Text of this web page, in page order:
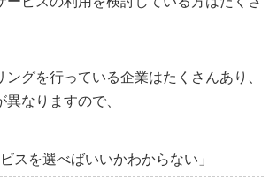
グを行っている企業はたくさんあり、
なりますので、
スを選べばいいかわからない」